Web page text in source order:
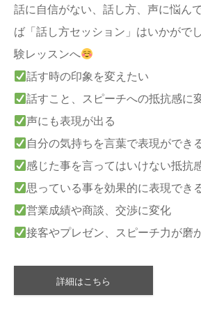
話に自信がない、話し方、声に悩ん
ば「話し方セッション」はいかがで
験レッスンへ
話す時の印象を変えたい
話すこと、スピーチへの抵抗感に
声にも表現が出る
自分の気持ちを言葉で表現ができ
感じた事を言ってはいけない抵抗
思っている事を効果的に表現でき
営業成績や商談、交渉に変化
接客やプレゼン、スピーチ力が磨
詳細はこちら